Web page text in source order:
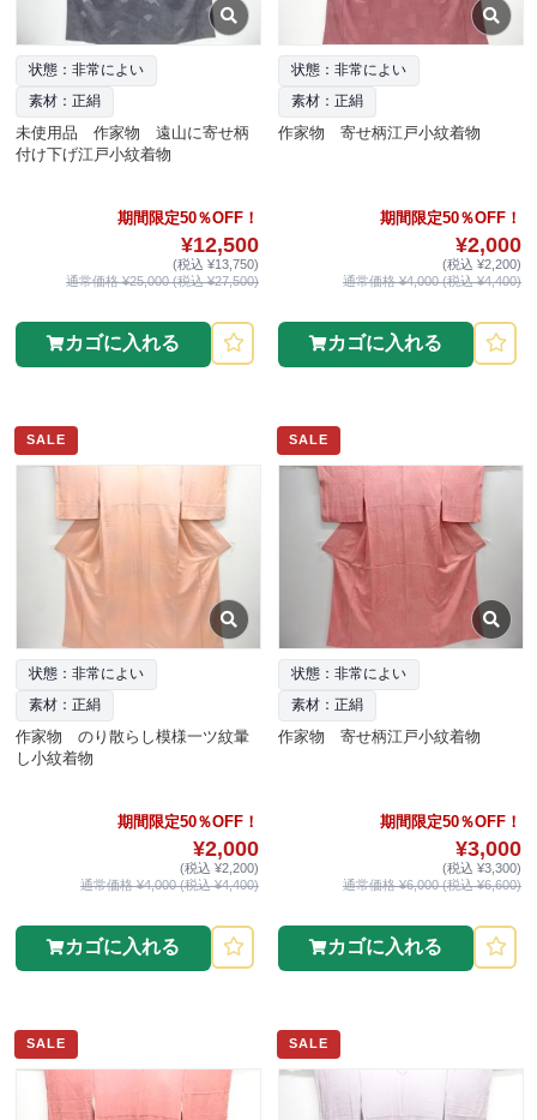
状態：非常によい
素材：正絹
未使用品 作家物 遠山に寄せ柄
付け下げ江戸小紋着物
期間限定50％OFF！
¥12,500
(税込 ¥13,750)
通常価格 ¥25,000 (税込 ¥27,500)
カゴに入れる
状態：非常によい
素材：正絹
作家物 寄せ柄江戸小紋着物
期間限定50％OFF！
¥2,000
(税込 ¥2,200)
通常価格 ¥4,000 (税込 ¥4,400)
カゴに入れる
SALE
状態：非常によい
素材：正絹
作家物 のり散らし模様一ツ紋暈
し小紋着物
期間限定50％OFF！
¥2,000
(税込 ¥2,200)
通常価格 ¥4,000 (税込 ¥4,400)
カゴに入れる
SALE
状態：非常によい
素材：正絹
作家物 寄せ柄江戸小紋着物
期間限定50％OFF！
¥3,000
(税込 ¥3,300)
通常価格 ¥6,000 (税込 ¥6,600)
カゴに入れる
SALE SALE